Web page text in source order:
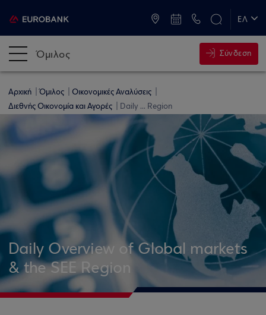
ΕΛ
Όμιλος Σύνδεση
Αρχική Όμιλος
Οικονομικές Αναλύσεις
Διεθνής Οικονομία και Αγορές
Daily ... Region
Daily Overview of Global markets
& the SEE Region